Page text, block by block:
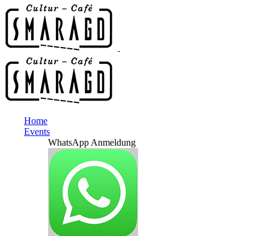
Home
Events
WhatsApp Anmeldung